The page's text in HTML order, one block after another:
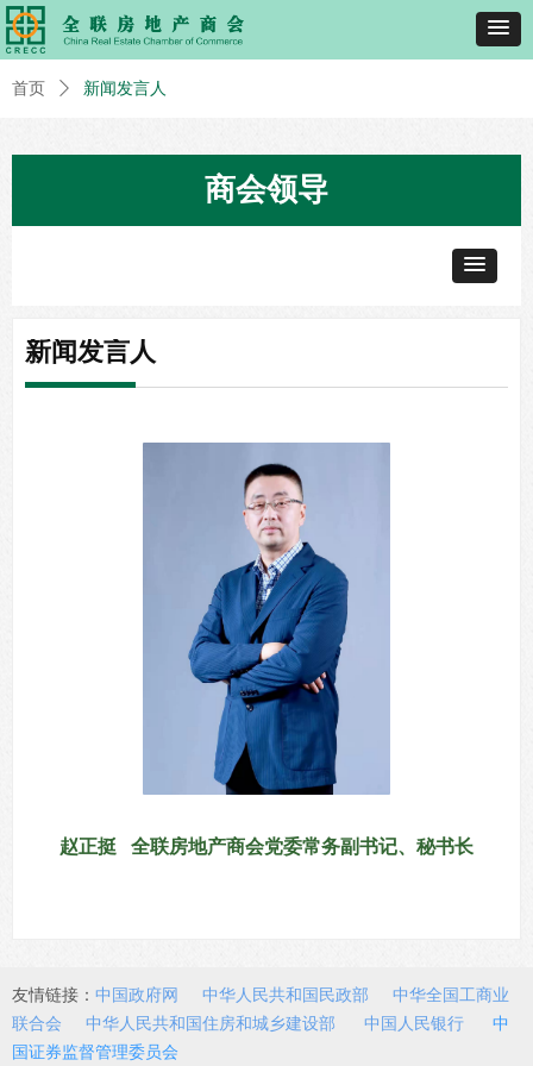
首页 ꄲ 新闻发言人
商会领导
新闻发言人
赵正挺 全联房地产商会党委常务副书记、秘书长
友情链接： 中国政府网 中华人民共和国民政部
中华全国工商业
联合会
中华人民共和国住房和城乡建设部 中国人民银行
中
国证券监督管理委员会